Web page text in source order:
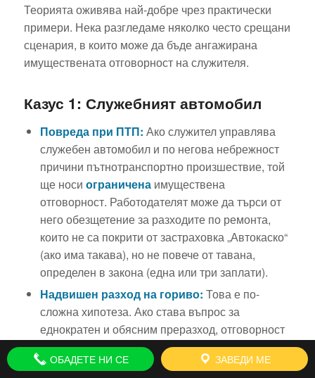
Теорията оживява най-добре чрез практически
примери. Нека разгледаме няколко често срещани
сценария, в които може да бъде ангажирана
имуществената отговорност на служителя.
Казус 1: Служебният автомобил
Повреда при ПТП: Ако служител управлява
служебен автомобил и по негова небрежност
причини пътнотранспортно произшествие, той
ще носи ограниченаимуществена
отговорност. Работодателят може да търси от
него обезщетение за разходите по ремонта,
които не са покрити от застраховка „Автокаско“
(ако има такава), но не повече от тавана,
определен в закона (една или три заплати).
Надвишен разход на гориво: Това е по-
сложна хипотеза. Ако става въпрос за
еднократен и обясним преразход, отговорност
може и да не се търси. Но ако се установи
системен, необоснован и значителен
ОБАДЕТЕ НИ СЕ ЗАВЕДИ МЕ